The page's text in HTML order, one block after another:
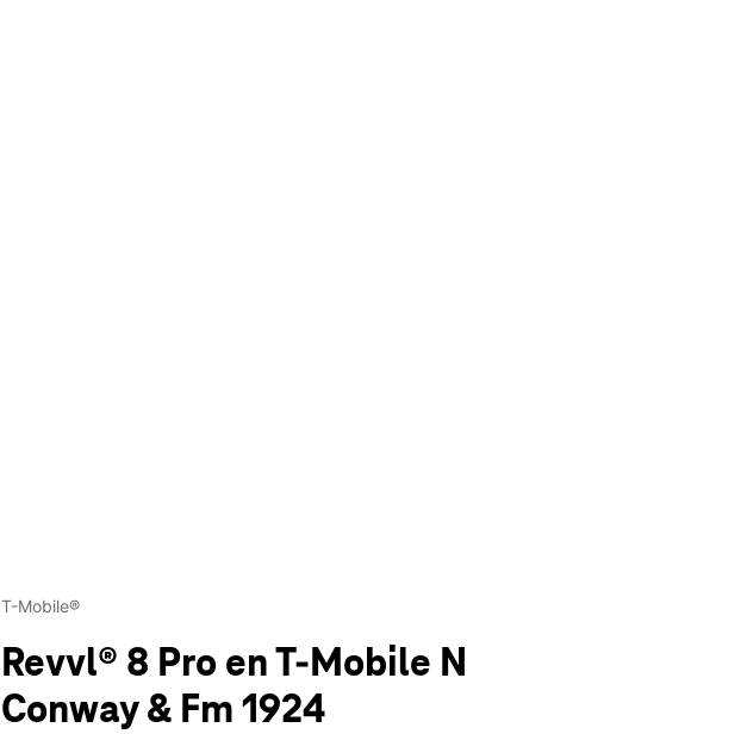
T-Mobile®
Revvl® 8 Pro en T-Mobile N
Conway & Fm 1924